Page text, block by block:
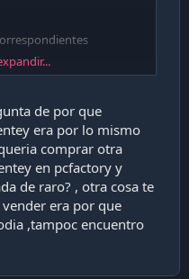
con el socket
va MP conmigo
que no poda vender si
el tema a Feo. Al
aparece en el foro
la calidad de las fuentes
venden en pcfactory); a
nos pareci curioso
de por que
era por lo mismo
comprar otra
en pcfactory y
de raro? , otra cosa te
era por que
,tampoc encuentro